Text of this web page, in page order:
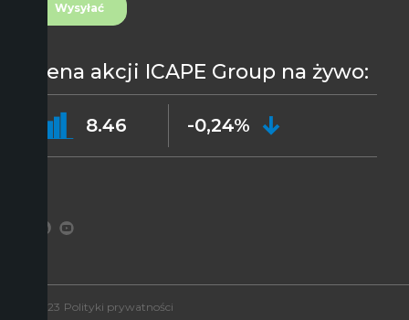
Cena akcji ICAPE Group na żywo:
8.46 -0,24%
©2023 Polityki prywatności